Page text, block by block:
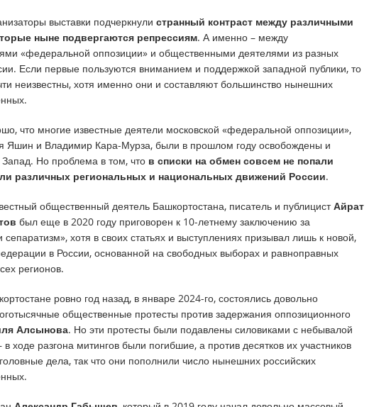
выставки подчеркнули странный контраст между различными
ныне подвергаются репрессиям. А именно – между
«федеральной оппозиции» и общественными деятелями из разных
Если первые пользуются вниманием и поддержкой западной публики, то
неизвестны, хотя именно они и составляют большинство нынешних
что многие известные деятели московской «федеральной оппозиции»,
Яшин и Владимир Кара-Мурза, были в прошлом году освобождены и
Но проблема в том, что в списки на обмен совсем не попали
различных региональных и национальных движений России.
общественный деятель Башкортостана, писатель и публицистАйрат
был еще в 2020 году приговорен к 10-летнему заключению за
сепаратизм», хотя в своих статьях и выступлениях призывал лишь к новой,
в России, основанной на свободных выборах и равноправных
регионов.
ровно год назад, в январе 2024-го, состоялись довольно
общественные протесты против задержания оппозиционного
Алсынова. Но эти протесты были подавлены силовиками с небывалой
в ходе разгона митингов были погибшие, а против десятков их участников
дела, так что они пополнили число нынешних российских